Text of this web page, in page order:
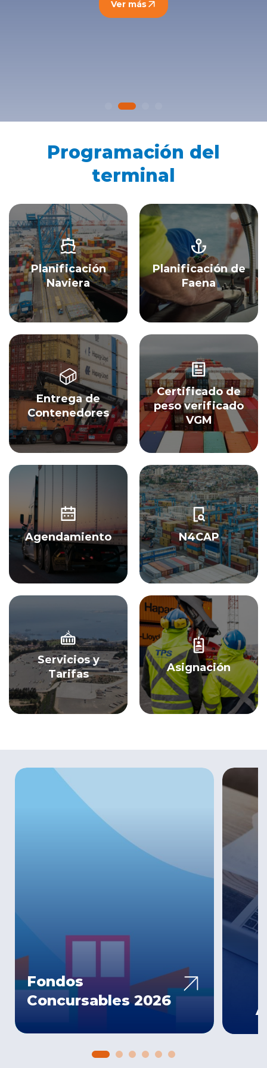
Ver más
Programación del
terminal
Planificación
Naviera
Planificación de
Faena
Entrega de
Contenedores
Certificado de
peso verificado
VGM
Agendamiento N4CAP
Servicios y
Tarifas
Asignación
Fondos
Concursables 2026